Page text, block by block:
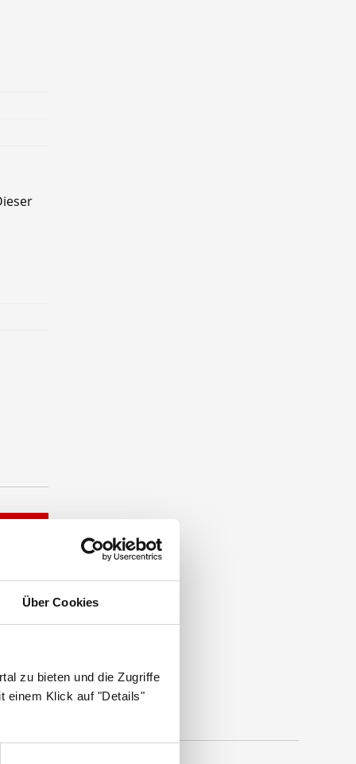
Über Cookies
zu bieten und die Zugriffe
einem Klick auf "Details"